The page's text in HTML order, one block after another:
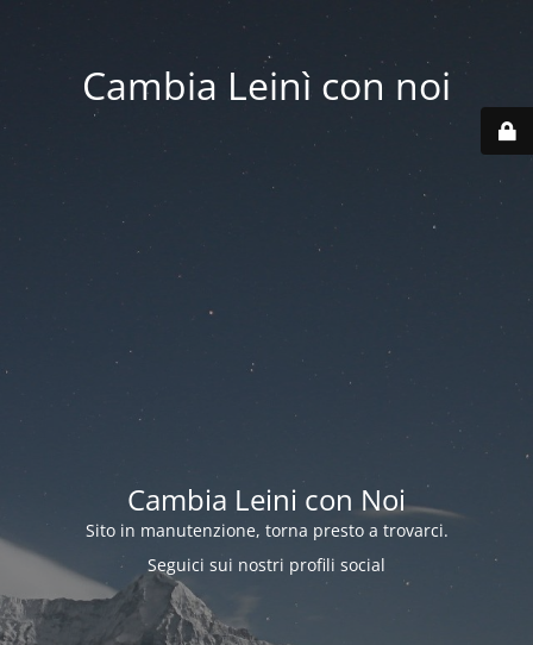
Cambia Leinì con noi
Cambia Leini con Noi
Sito in manutenzione, torna presto a trovarci.
Seguici sui nostri profili social